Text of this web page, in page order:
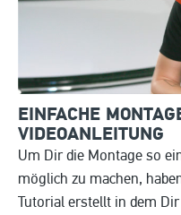
EINFACHE
VIDEOANLEITUNG
Um Dir die Montage so
möglich zu machen,
Tutorial erstellt in dem